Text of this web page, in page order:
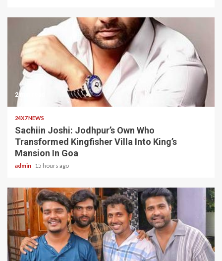
2 min read
24X7 NEWS
Sachiin Joshi: Jodhpur’s Own Who
Transformed Kingfisher Villa Into King’s
Mansion In Goa
admin 15 hours ago